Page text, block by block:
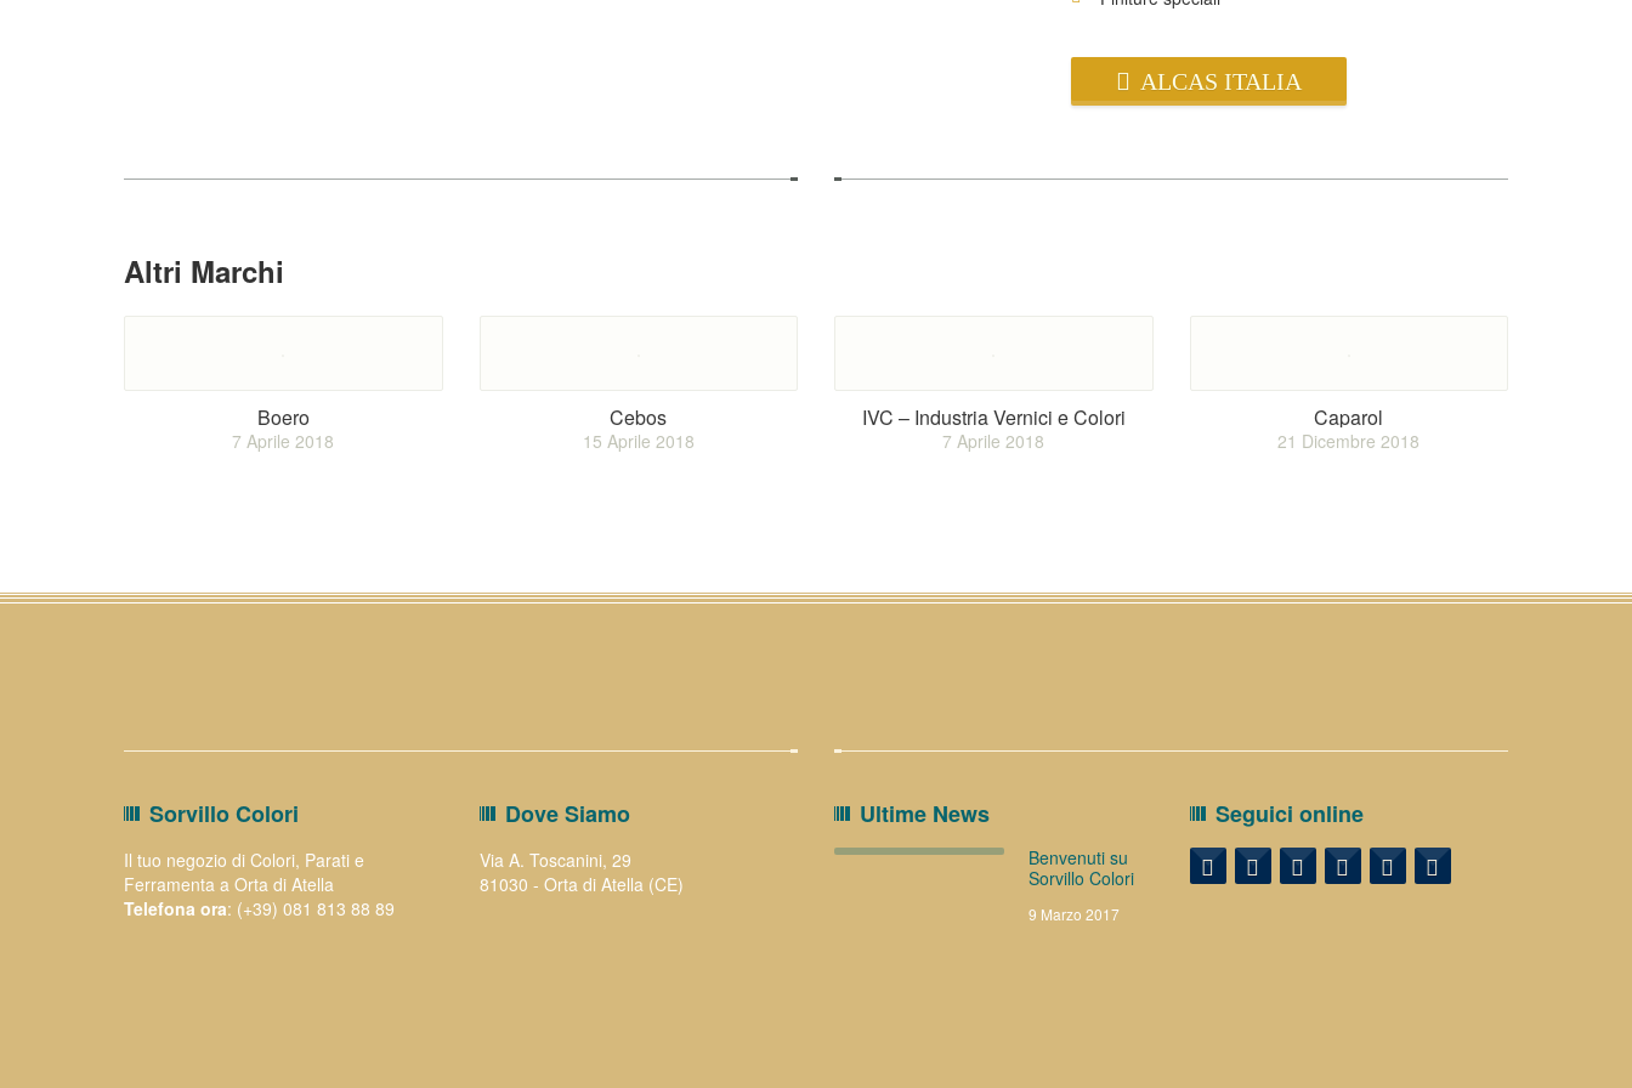
ALCAS ITALIA
Altri Marchi
Boero
7 Aprile 2018
Cebos
15 Aprile 2018
IVC – Industria Vernici e Colori
7 Aprile 2018
Caparol
21 Dicembre 2018
Sorvillo Colori
Il tuo negozio di Colori, Parati e
Ferramenta a Orta di Atella
Telefona ora: (+39) 081 813 88 89
Dove Siamo
Via A. Toscanini, 29
81030 - Orta di Atella (CE)
Ultime News
Benvenuti su
Sorvillo Colori
9 Marzo 2017
Seguici online